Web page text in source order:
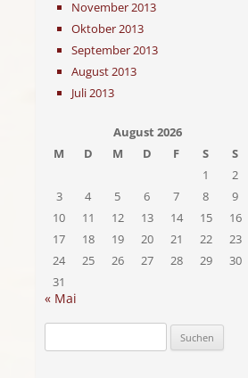
November 2013
Oktober 2013
September 2013
August 2013
Juli 2013
August 2026
M
D M D F S
S
1
2
3
4 5 6 7 8
9
10
11 12 13 14 15
16
17
18 19 20 21 22
23
24
25 26 27 28 29
30
31
« Mai
nach: